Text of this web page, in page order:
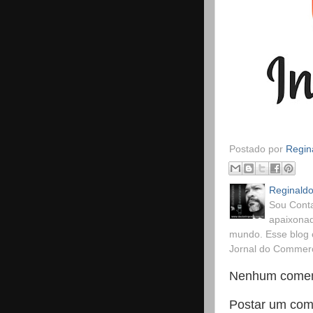
Postado por
Sou
mundo. Esse blog
Jornal do
Nenhum
Postar um